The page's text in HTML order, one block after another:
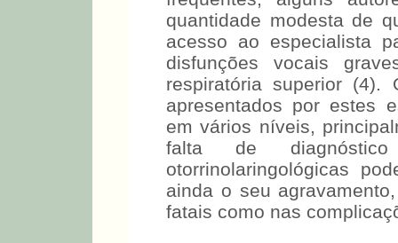
quantidade modesta de
acesso ao especialista
disfunções vocais
respiratória superior (4).
apresentados por estes
em vários níveis,
falta de
otorrinolaringológicas
ainda o seu
fatais como nas